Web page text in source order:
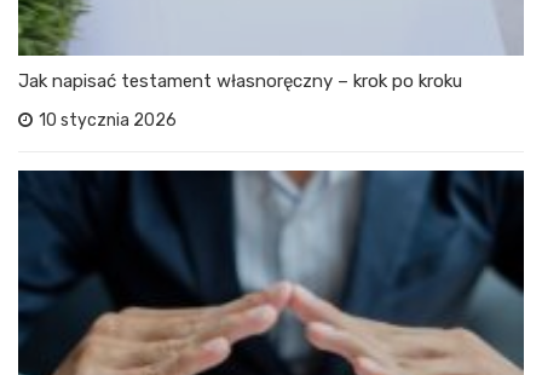
Jak napisać testament własnoręczny – krok po kroku
10 stycznia 2026